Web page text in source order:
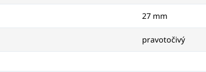
27 mm
pravotočivý